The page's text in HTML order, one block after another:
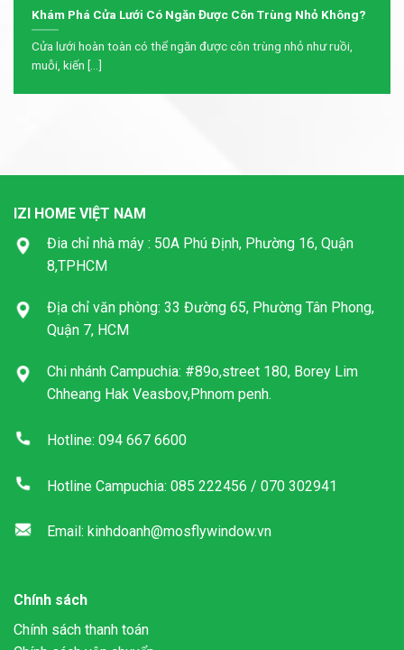
Khám Phá Cửa Lưới Có Ngăn Được Côn Trùng Nhỏ Không?
Cửa lưới hoàn toàn có thể ngăn được côn trùng nhỏ như ruồi,
muỗi, kiến [...]
IZI HOME VIỆT NAM
Đia chỉ nhà máy : 50A Phú Định, Phường 16, Quận
8,TPHCM
Địa chỉ văn phòng: 33 Đường 65, Phường Tân Phong,
Quận 7, HCM
Chi nhánh Campuchia: #89o,street 180, Borey Lim
Chheang Hak Veasbov,Phnom penh.
Hotline: 094 667 6600
Hotline Campuchia: 085 222456 / 070 302941
Email: kinhdoanh@mosflywindow.vn
Chính sách
Chính sách thanh toán